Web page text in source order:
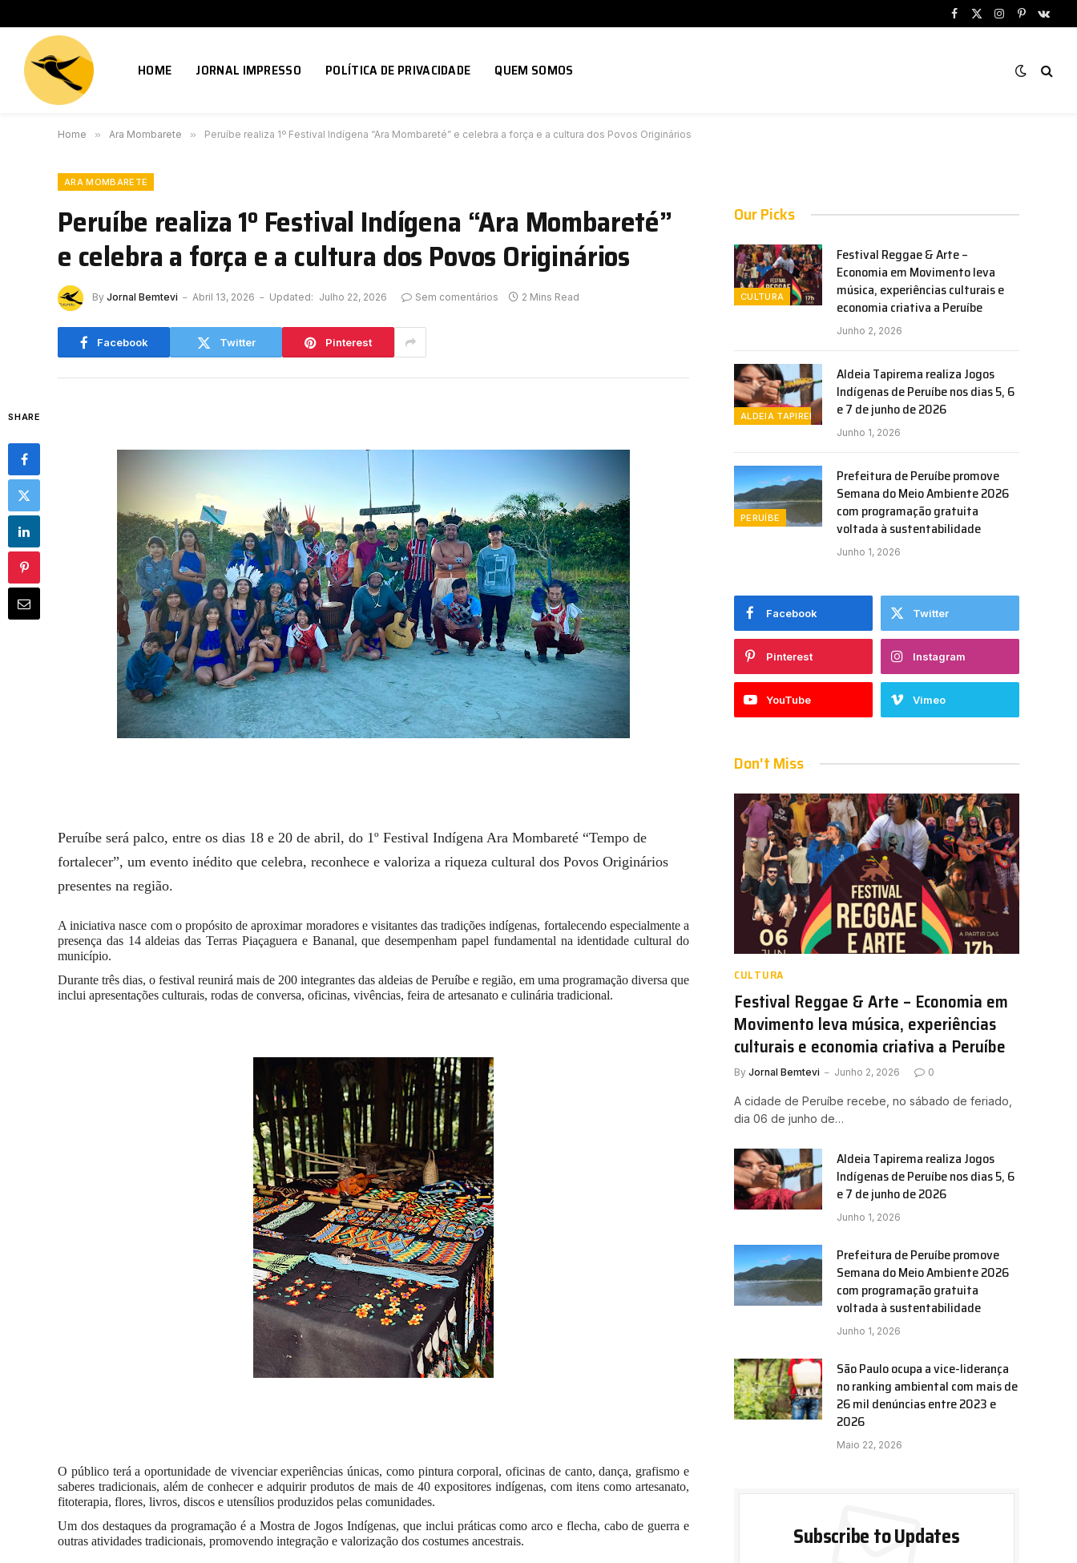
Facebook
X
Instagram
Pinterest
HOME JORNAL IMPRESSO POLÍTICA DE PRIVACIDADE QUEM SOMOS
Home » Ara Mombarete » Peruíbe realiza 1º Festival Indígena “Ara Mombareté” e celebra a força e a cultura dos Povos Originários
ARA MOMBARETE
Peruíbe realiza 1º Festival Indígena “Ara Mombareté”
e celebra a força e a cultura dos Povos Originários
By Jornal Bemtevi Abril 13, 2026 Updated: Julho 22, 2026 Sem comentários 2 Mins Read
Facebook Twitter Pinterest
SHARE
Peruíbe será palco, entre os dias 18 e 20 de abril, do 1º Festival Indígena Ara Mombareté “Tempo de
fortalecer”, um evento inédito que celebra, reconhece e valoriza a riqueza cultural dos Povos Originários
presentes na região.
A iniciativa nasce com o propósito de aproximar moradores e visitantes das tradições indígenas, fortalecendo especialmente a
presença das 14 aldeias das Terras Piaçaguera e Bananal, que desempenham papel fundamental na identidade cultural do
município.
Durante três dias, o festival reunirá mais de 200 integrantes das aldeias de Peruíbe e região, em uma programação diversa que
inclui apresentações culturais, rodas de conversa, oficinas, vivências, feira de artesanato e culinária tradicional.
O público terá a oportunidade de vivenciar experiências únicas, como pintura corporal, oficinas de canto, dança, grafismo e
saberes tradicionais, além de conhecer e adquirir produtos de mais de 40 expositores indígenas, com itens como artesanato,
fitoterapia, flores, livros, discos e utensílios produzidos pelas comunidades.
Um dos destaques da programação é a Mostra de Jogos Indígenas, que inclui práticas como arco e flecha, cabo de guerra e
outras atividades tradicionais, promovendo integração e valorização dos costumes ancestrais.
Our Picks
CULTURA
Festival Reggae & Arte –
Economia em Movimento leva
música, experiências culturais e
economia criativa a Peruíbe
Junho 2, 2026
ALDEIA TAPIREMA
Aldeia Tapirema realiza Jogos
Indígenas de Peruíbe nos dias 5, 6
e 7 de junho de 2026
Junho 1, 2026
PERUÍBE
Prefeitura de Peruíbe promove
Semana do Meio Ambiente 2026
com programação gratuita
voltada à sustentabilidade
Junho 1, 2026
Facebook Twitter
Pinterest Instagram
YouTube Vimeo
Don't Miss
CULTURA
Festival Reggae & Arte – Economia em
Movimento leva música, experiências
culturais e economia criativa a Peruíbe
By Jornal Bemtevi Junho 2, 2026 0
A cidade de Peruíbe recebe, no sábado de feriado,
dia 06 de junho de…
Aldeia Tapirema realiza Jogos
Indígenas de Peruíbe nos dias 5, 6
e 7 de junho de 2026
Junho 1, 2026
Prefeitura de Peruíbe promove
Semana do Meio Ambiente 2026
com programação gratuita
voltada à sustentabilidade
Junho 1, 2026
São Paulo ocupa a vice-liderança
no ranking ambiental com mais de
26 mil denúncias entre 2023 e
2026
Maio 22, 2026
Subscribe to Updates